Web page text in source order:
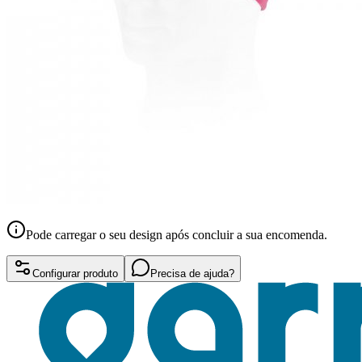
Pode carregar o seu design após concluir a sua encomenda.
Configurar produto Precisa de ajuda?